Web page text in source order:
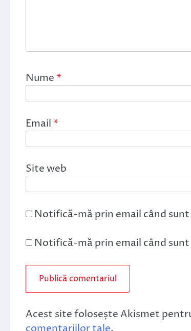
Nume *
Email *
Site web
Notifică-mă prin email când
Notifică-mă prin email când
Acest site folosește Akismet